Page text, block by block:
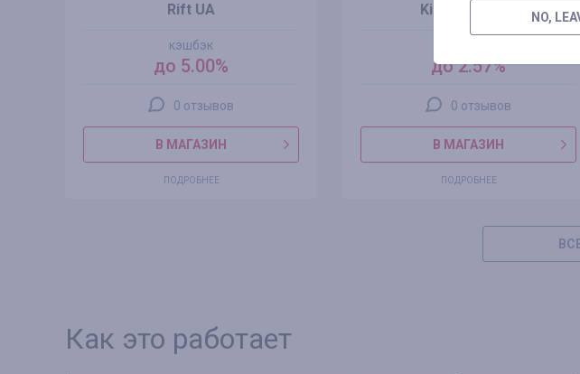
Rift UA
кэшбэк
до 5.00%
0 отзывов
В МАГАЗИН
ПОДРОБНЕЕ
Kibernetiki UA
до 2.57%
0 отзывов
В МАГАЗИН
ПОДРОБНЕЕ
Как это работает
NO,